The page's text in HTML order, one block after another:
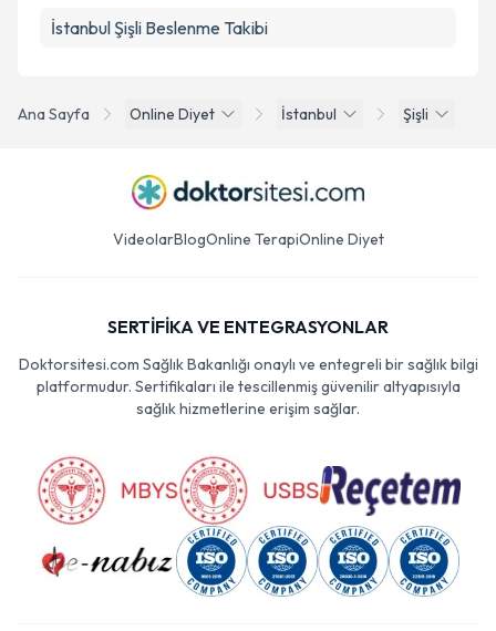
Ana Sayfa Online Diyet İstanbul Şişli
İstanbul Şişli Beslenme Takibi
VideolarBlogOnline TerapiOnline Diyet
SERTİFİKA VE ENTEGRASYONLAR
Doktorsitesi.com Sağlık Bakanlığı onaylı ve entegreli bir sağlık bilgi
platformudur. Sertifikaları ile tescillenmiş güvenilir altyapısıyla
sağlık hizmetlerine erişim sağlar.